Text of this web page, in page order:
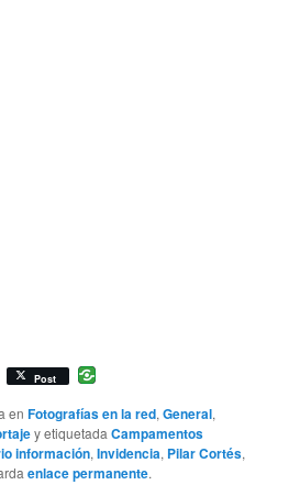
EmailPost
enFotografías en la red,General,
y etiquetadaCampamentos
información,Invidencia, Pilar Cortés,
enlace permanente.